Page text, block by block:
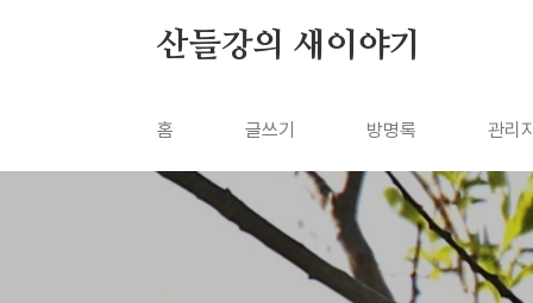
산들강의 새이야기
홈 글쓰기 방명록 관리